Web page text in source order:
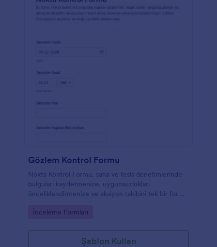
Gözlem Kontrol Formu
Nokta Kontrol Formu, saha ve tesis denetimlerinde
bulguları kaydetmenize, uygunsuzlukları
önceliklendirmenize ve aksiyon takibini tek bir form
Go to Category:
İnceleme Formları
Şablon Kullan